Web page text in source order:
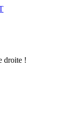
droite !